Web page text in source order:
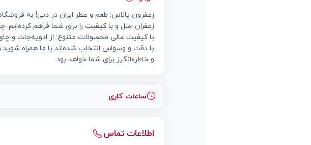
زعفرون پالاس: طعم و عطر ایران در دبی! به
زعفران اصل و با کیفیت را برای شما فراهم کرده‌ایم.
با کیفیت عالی محصولات متنوع: از ادویه‌جات و
با دقت و وسواس انتخاب شده‌اند با ما همراه
و خاطره‌انگیز برای شما خواهد بود.
ساعات کاری
اطلاعات تماس